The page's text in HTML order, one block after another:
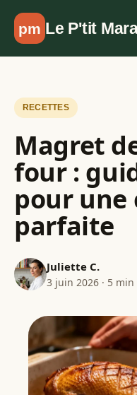
Aller au contenu
pm Le P'tit
RECETTES
Magret
four :
pour une
parfaite
Juliette C.
3 juin 2026 · 5 min